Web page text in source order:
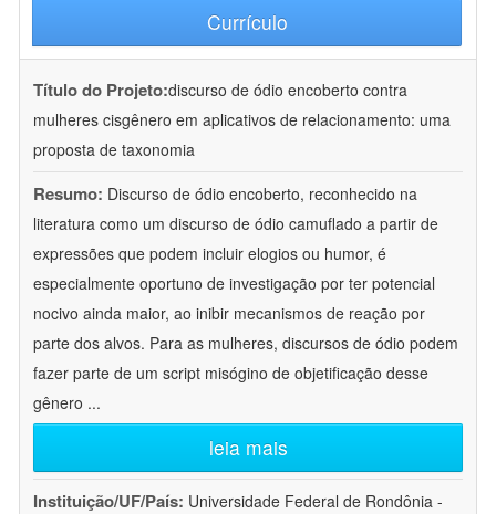
Currículo
Título do Projeto:discurso de ódio encoberto contra
mulheres cisgênero em aplicativos de relacionamento: uma
proposta de taxonomia
Resumo: Discurso de ódio encoberto, reconhecido na
literatura como um discurso de ódio camuflado a partir de
expressões que podem incluir elogios ou humor, é
especialmente oportuno de investigação por ter potencial
nocivo ainda maior, ao inibir mecanismos de reação por
parte dos alvos. Para as mulheres, discursos de ódio podem
fazer parte de um script misógino de objetificação desse
gênero ...
leia mais
Instituição/UF/País: Universidade Federal de Rondônia -